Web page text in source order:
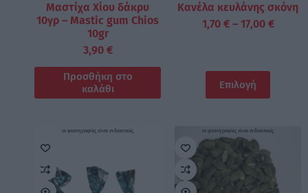
Μαστίχα Χίου δάκρυ
10γρ – Mastic gum Chios
10gr
3,90 €
Προσθήκη στο
καλάθι
Κανέλα κευλάνης σκόνη
1,70 € – 17,00 €
Επιλογή
οι φωτογραφίες είναι ενδεικτικές οι φωτογραφίες είναι ενδεικτικές